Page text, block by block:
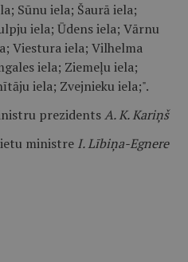
Sūnu iela; Šaurā iela;
iela; Ūdens iela; Vārnu
Viestura iela; Vilhelma
iela; Ziemeļu iela;
iela; Zvejnieku iela;".
prezidentsA. K. Kariņš
ministre I. Lībiņa-Egnere